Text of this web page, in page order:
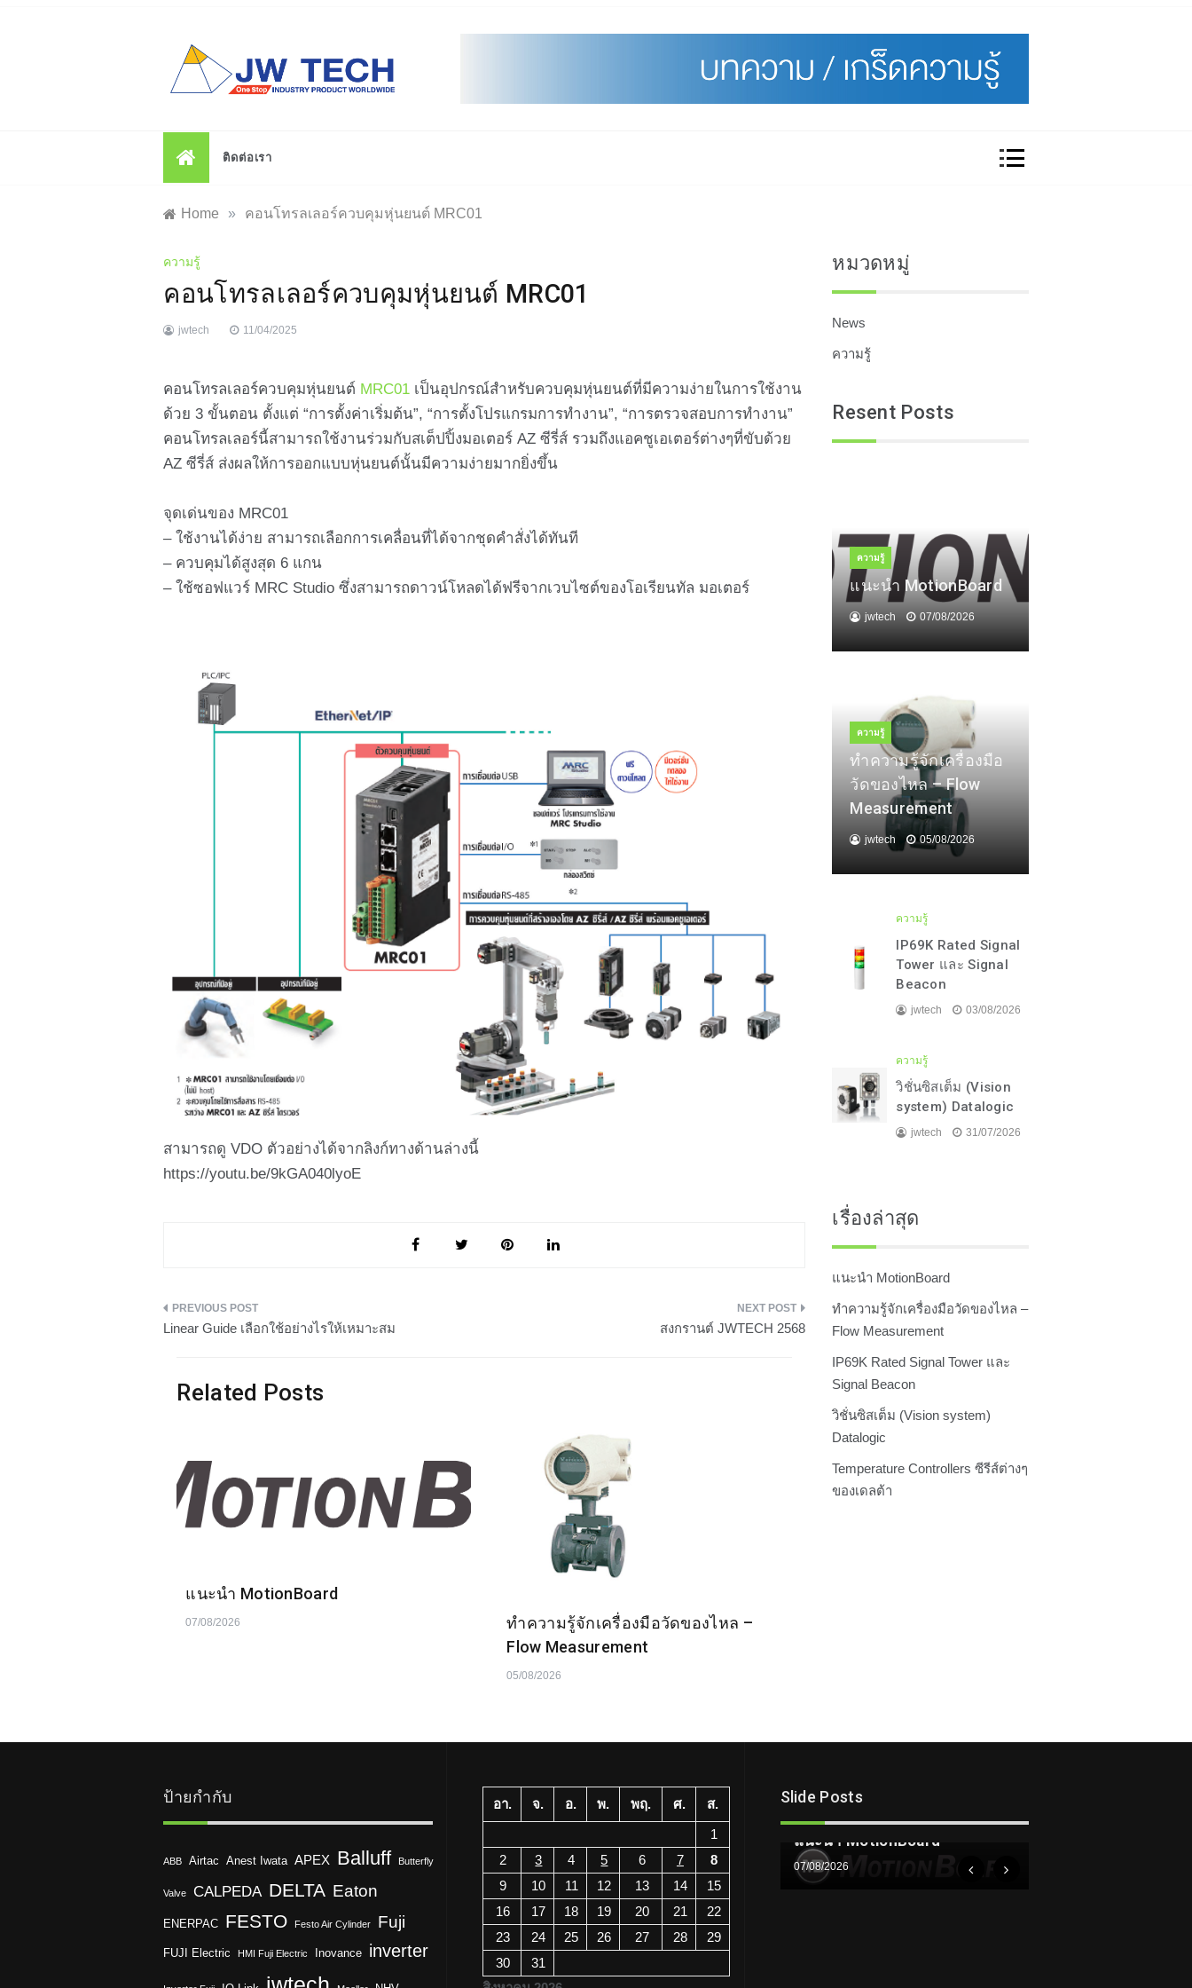
ติดต่อเรา
Home » คอนโทรลเลอร์ควบคุมหุ่นยนต์ MRC01
ความรู้
คอนโทรลเลอร์ควบคุมหุ่นยนต์ MRC01
jwtech 11/04/2025
คอนโทรลเลอร์ควบคุมหุ่นยนต์ MRC01 เป็นอุปกรณ์สำหรับควบคุมหุ่นยนต์ที่มีความง่ายในการใช้งาน
ด้วย 3 ขั้นตอน ตั้งแต่ “การตั้งค่าเริ่มต้น”, “การตั้งโปรแกรมการทำงาน”, “การตรวจสอบการทำงาน”
คอนโทรลเลอร์นี้สามารถใช้งานร่วมกับสเต็ปปิ้งมอเตอร์ AZ ซีรี่ส์ รวมถึงแอคชูเอเตอร์ต่างๆที่ขับด้วย
AZ ซีรี่ส์ ส่งผลให้การออกแบบหุ่นยนต์นั้นมีความง่ายมากยิ่งขึ้น
จุดเด่นของ MRC01
– ใช้งานได้ง่าย สามารถเลือกการเคลื่อนที่ได้จากชุดคำสั่งได้ทันที
– ควบคุมได้สูงสุด 6 แกน
– ใช้ซอฟแวร์ MRC Studio ซึ่งสามารถดาวน์โหลดได้ฟรีจากเวบไซต์ของโอเรียนทัล มอเตอร์
สามารถดู VDO ตัวอย่างได้จากลิงก์ทางด้านล่างนี้
https://youtu.be/9kGA040lyoE
แนะแนว
Linear Guide เลือกใช้อย่างไรให้เหมาะสม สงกรานต์ JWTECH 2568
Related Posts
แนะนำ MotionBoard
07/08/2026
ทำความรู้จักเครื่องมือวัดของไหล –
Flow Measurement
05/08/2026
หมวดหมู่
News
ความรู้
Resent Posts
ความรู้
แนะนำ MotionBoard
jwtech 07/08/2026
ความรู้
ทำความรู้จักเครื่องมือ
วัดของไหล – Flow
Measurement
jwtech 05/08/2026
ความรู้
IP69K Rated Signal
Tower และ Signal
Beacon
jwtech 03/08/2026
ความรู้
วิชั่นซิสเต็ม (Vision
system) Datalogic
jwtech 31/07/2026
เรื่องล่าสุด
แนะนำ MotionBoard
ทำความรู้จักเครื่องมือวัดของไหล –
Flow Measurement
IP69K Rated Signal Tower และ
Signal Beacon
วิชั่นซิสเต็ม (Vision system)
Datalogic
Temperature Controllers ซีรีส์ต่างๆ
ของเดลต้า
ป้ายกำกับ
ABB Airtac Anest Iwata APEX Balluff Butterfly
Valve CALPEDA DELTA Eaton
ENERPAC FESTO Festo Air Cylinder Fuji
FUJI Electric HMI Fuji Electric Inovance inverter
อา. จ. อ. พ. พฤ. ศ.
ส.
1
2
3 4 5 6 7
8
9
10 11 12 13 14
15
16
17 18 19 20 21
22
23
24 25 26 27 28
29
30
31
Slide Posts
ความรู้
Temperature Controllers ซีรีส์
ต่างๆ ของเดลต้า
แนะนำ MotionBoard
07/08/2026